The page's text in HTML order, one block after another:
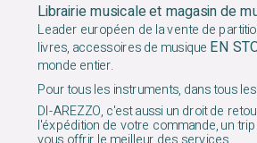
Librairie musicale et magasin de
Leader européen de la vente de
livres, accessoires de musique EN
monde entier.
Pour tous les instruments, dans tous
DI-AREZZO, c'est aussi un droit de
l'éxpédition de votre commande, un